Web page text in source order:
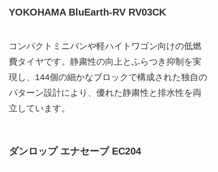
YOKOHAMA BluEarth-RV RV03CK
コンパクトミニバンや軽ハイトワゴン向けの低燃
費タイヤです。静粛性の向上とふらつき抑制を実
現し、144個の細かなブロックで構成された独自の
パターン設計により、優れた静粛性と排水性を両
立しています。
ダンロップ エナセーブ EC204